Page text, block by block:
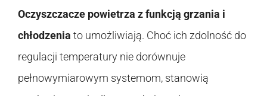
Oczyszczacze powietrza z funkcją grzania i
chłodzenia to umożliwiają. Choć ich zdolność do
regulacji temperatury nie dorównuje
pełnowymiarowym systemom, stanowią